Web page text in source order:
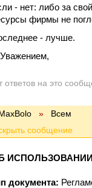
- нет: либо за
фирмы не
- лучше.
ответов на это
» Всем
документа: